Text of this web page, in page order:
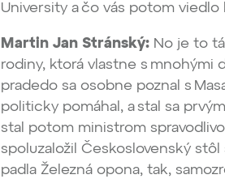
University a čo vás potom viedlo
Martin Jan Stránský:No je to tá
rodiny, ktorá vlastne s mnohými
pradedo sa osobne poznal s
politicky pomáhal, a stal sa
stal potom ministrom
spoluzaložil Československý
padla Železná opona, tak,